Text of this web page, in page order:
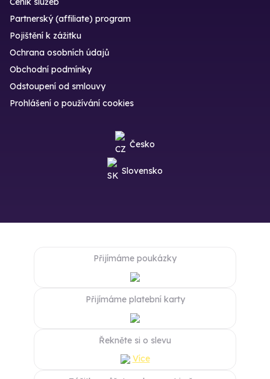
Partnerský (affiliate) program
Pojištění k zážitku
Ochrana osobních údajů
Obchodní podmínky
Odstoupení od smlouvy
Prohlášení o používání cookies
Česko
Slovensko
Přijímáme poukázky
Přijímáme platební karty
Řekněte si o slevu
Více